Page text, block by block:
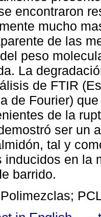
encontraron
mucho
de las
peso
La
de FTIR
de Fourier)
de la
ser un
tal y
inducidos en la
barrido.
Polimezclas;